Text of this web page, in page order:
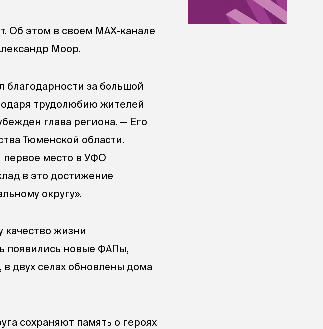
Об этом в своем MAX-канале
Моор.
благодарности за большой
трудолюбию жителей
глава региона. — Его
Тюменской области.
первое место в УФО
в это достижение
округу».
качество жизни
появились новые ФАПы,
двух селах обновлены дома
сохраняют память о героях